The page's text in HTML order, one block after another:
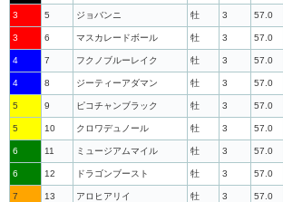
3 5 ジョバンニ 牡 3 57.0
3 6 マスカレードボール 牡 3 57.0
4 7 フクノブルーレイク 牡 3 57.0
4 8 ジーティーアダマン 牡 3 57.0
5 9 ピコチャンブラック 牡 3 57.0
5 10 クロワデュノール 牡 3 57.0
6 11 ミュージアムマイル 牡 3 57.0
6 12 ドラゴンブースト 牡 3 57.0
7 13 アロヒアリイ 牡 3 57.0